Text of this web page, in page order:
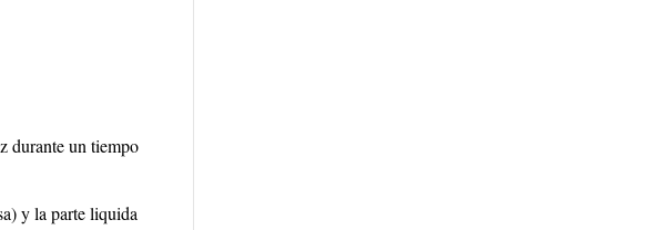
durante un tiempo
y la parte liquida